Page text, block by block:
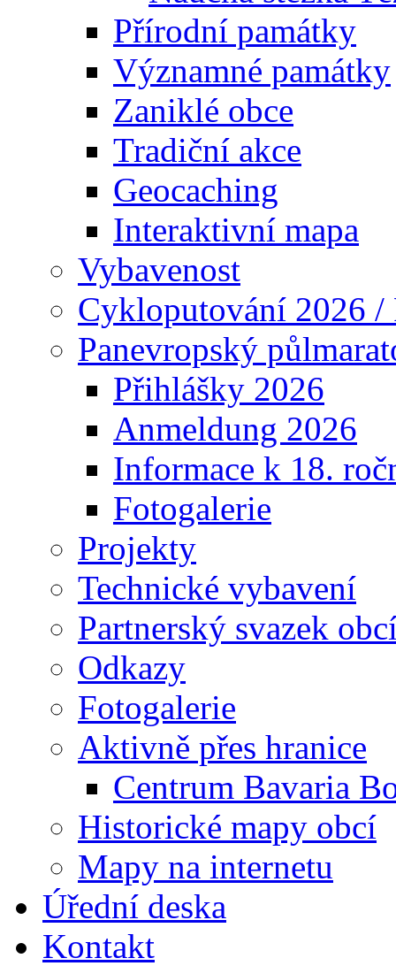
Přírodní památky
Významné památky
Zaniklé obce
Tradiční akce
Geocaching
Interaktivní mapa
Vybavenost
Cykloputování 2026 /
Panevropský
Přihlášky 2026
Anmeldung 2026
Informace k 18.
Fotogalerie
Projekty
Technické vybavení
Partnerský svazek
Odkazy
Fotogalerie
Aktivně přes hranice
Centrum Bavaria
Historické mapy obcí
Mapy na internetu
Úřední deska
Kontakt